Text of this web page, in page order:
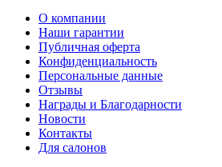
О компании
Наши гарантии
Публичная оферта
Конфиденциальность
Персональные данные
Отзывы
Награды и Благодарности
Новости
Контакты
Для салонов